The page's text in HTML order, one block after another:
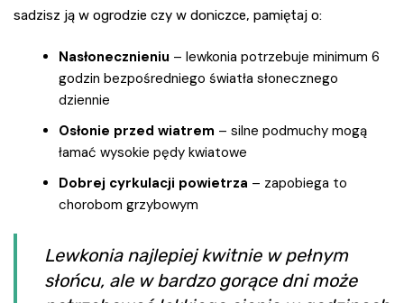
sadzisz ją w ogrodzie czy w doniczce, pamiętaj o:
Nasłonecznieniu – lewkonia potrzebuje minimum 6
godzin bezpośredniego światła słonecznego
dziennie
Osłonie przed wiatrem – silne podmuchy mogą
łamać wysokie pędy kwiatowe
Dobrej cyrkulacji powietrza – zapobiega to
chorobom grzybowym
Lewkonia najlepiej kwitnie w pełnym
słońcu, ale w bardzo gorące dni może